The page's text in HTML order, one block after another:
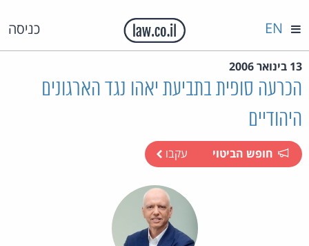
כניסה EN
13 בינואר 2006
הכרעה סופית בתביעת יאהו נגד הארגונים
היהודיים
חופש הביטוי עקבו